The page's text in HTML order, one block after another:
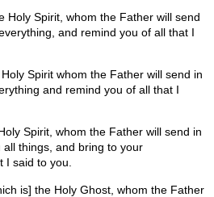
Holy Spirit, whom the Father will send
and remind you of all that I
Spirit whom the Father will send in
and remind you of all that I
Spirit, whom the Father will send in
things, and bring to your
I said to you.
is] the Holy Ghost, whom the Father